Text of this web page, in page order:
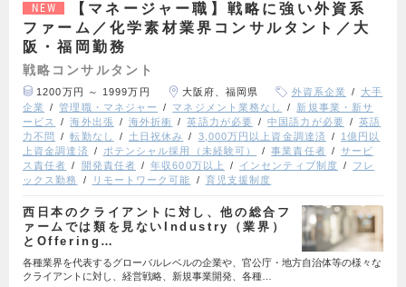
NEW
【マネージャー職】戦略に強い外資系
ファーム／化学素材業界コンサルタント／大
阪・福岡勤務
戦略コンサルタント
1200万円 ～ 1999万円 大阪府、福岡県 外資系企業
大手
企業
管理職・マネジャー マネジメント業務なし
新規事業・新サ
ービス
海外出張 海外折衝 英語力が必要 中国語力が必要
英語
力不問
転勤なし 土日祝休み 3,000万円以上資金調達済
1億円以
上資金調達済
ポテンシャル採用（未経験可） 事業責任者
サービ
ス責任者
開発責任者 年収600万以上 インセンティブ制度
フレ
ックス勤務
リモートワーク可能 育児支援制度
西日本のクライアントに対し、他の総合フ
ァームでは類を見ないIndustry（業界）
とOffering…
各種業界を代表するグローバルレベルの企業や、官公庁・地方自治体等の様々な
クライアントに対し、経営戦略、新規事業開発、各種…